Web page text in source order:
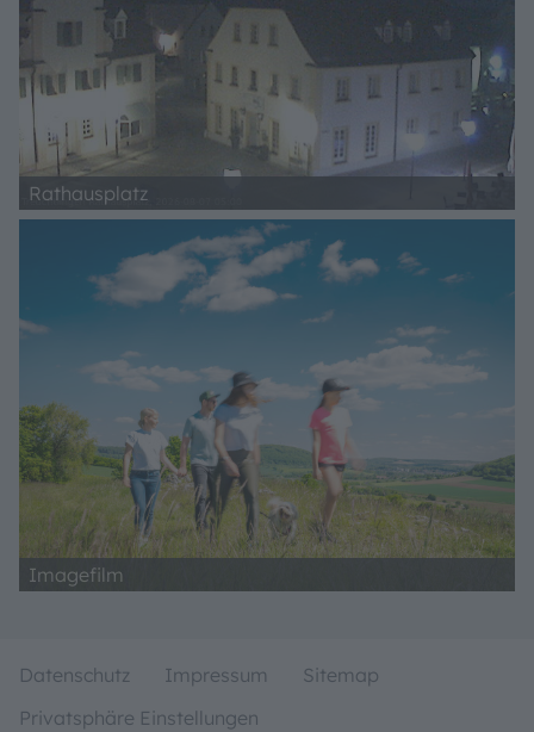
Rathausplatz
Imagefilm
Datenschutz Impressum
Sitemap
Privatsphäre Einstellungen